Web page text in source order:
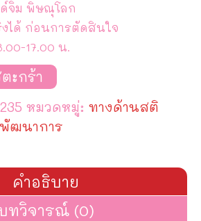
จิม พิษณุโลก
งได้ ก่อนการตัดสินใจ
17.00 น.
ะกร้า
หมวดหมู่: ทางด้านสติ
ฒนาการ
คำอธิบาย
ทวิจารณ์ (0)